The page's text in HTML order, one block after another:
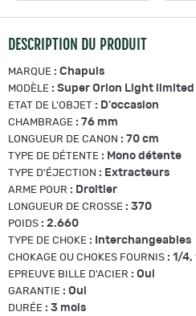
DESCRIPTION DU PRODUIT
MARQUE : Chapuis
MODÈLE : Super Orion Light
ETAT DE L'OBJET : D'occasion
CHAMBRAGE : 76 mm
LONGUEUR DE CANON : 70 cm
TYPE DE DÉTENTE : Mono détente
TYPE D'ÉJECTION : Extracteurs
ARME POUR : Droitier
LONGUEUR DE CROSSE : 370
POIDS : 2.660
TYPE DE CHOKE : Interchangeables
CHOKAGE OU CHOKES FOURNIS : 1/4,
EPREUVE BILLE D'ACIER : Oui
GARANTIE : Oui
DURÉE : 3 mois